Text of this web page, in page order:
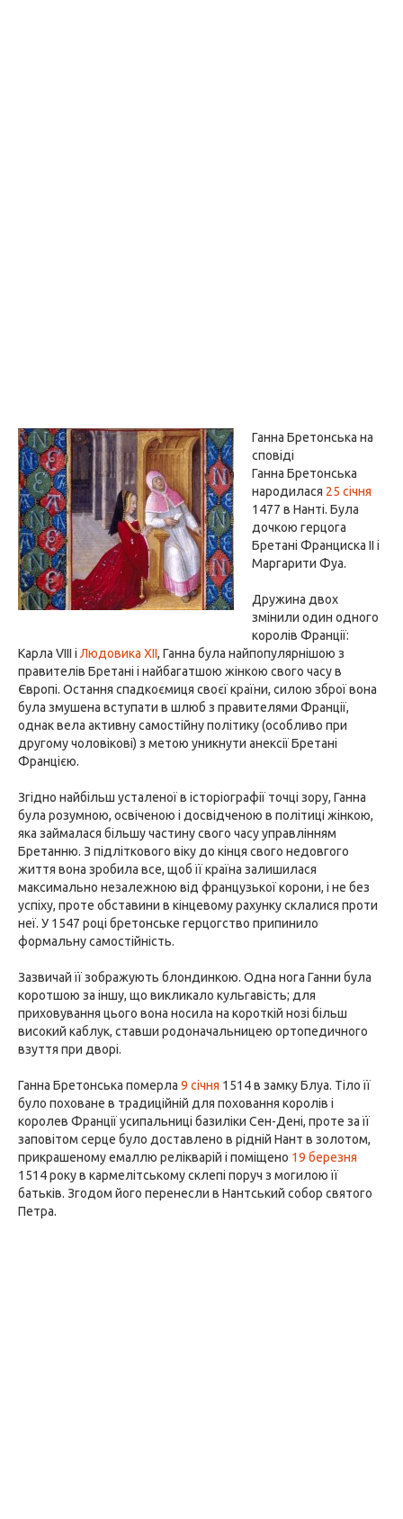
Ганна Бретонська на
сповіді
Ганна Бретонська
народилася 25 січня
1477 в Нанті. Була
дочкою герцога
Бретані Франциска II і
Маргарити Фуа.
Дружина двох
змінили один одного
королів Франції:
Карла VIII і Людовика XII, Ганна була найпопулярнішою з
правителів Бретані і найбагатшою жінкою свого часу в
Європі. Остання спадкоємиця своєї країни, силою зброї вона
була змушена вступати в шлюб з правителями Франції,
однак вела активну самостійну політику (особливо при
другому чоловікові) з метою уникнути анексії Бретані
Францією.
Згідно найбільш усталеної в історіографії точці зору, Ганна
була розумною, освіченою і досвідченою в політиці жінкою,
яка займалася більшу частину свого часу управлінням
Бретанню. З підліткового віку до кінця свого недовгого
життя вона зробила все, щоб її країна залишилася
максимально незалежною від французької корони, і не без
успіху, проте обставини в кінцевому рахунку склалися проти
неї. У 1547 році бретонське герцогство припинило
формальну самостійність.
Зазвичай її зображують блондинкою. Одна нога Ганни була
коротшою за іншу, що викликало кульгавість; для
приховування цього вона носила на короткій нозі більш
високий каблук, ставши родоначальницею ортопедичного
взуття при дворі.
Ганна Бретонська померла 9 січня 1514 в замку Блуа. Тіло її
було поховане в традиційній для поховання королів і
королев Франції усипальниці базиліки Сен-Дені, проте за її
заповітом серце було доставлено в рідній Нант в золотом,
прикрашеному емаллю релікварій і поміщено 19 березня
1514 року в кармелітському склепі поруч з могилою її
батьків. Згодом його перенесли в Нантський собор святого
Петра.